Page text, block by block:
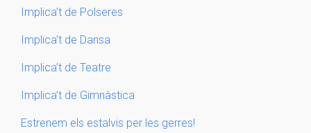
Implica’t de Polseres
Implica’t de Dansa
Implica’t de Teatre
Implica’t de Gimnàstica
Estrenem els estalvis per les gerres!